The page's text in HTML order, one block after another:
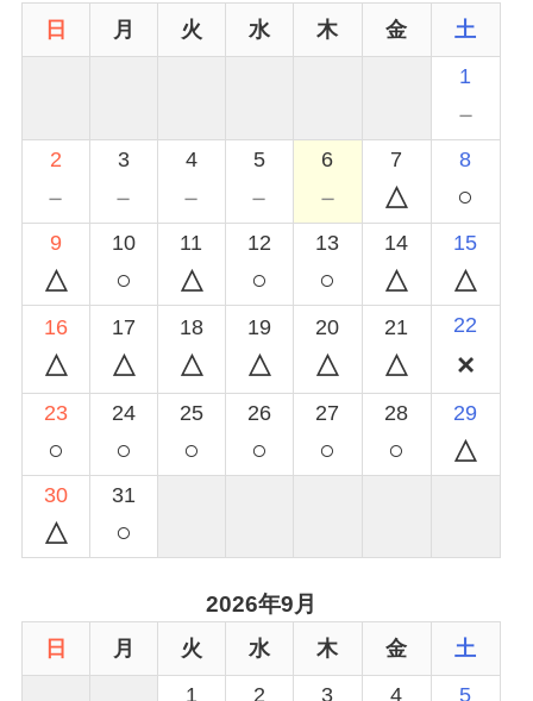
日 月 火 水 木 金
土
1
－
2
－
3
－
4
－
5
－
6
－
7 8
○
9 10
○
11 12
○
13
○
14 15
16 17 18 19 20 21 22
23
○
24
○
25
○
26
○
27
○
28
○
29
30 31
○
2026年9月
日 月 火 水 木 金
土
1
2 3 4 5